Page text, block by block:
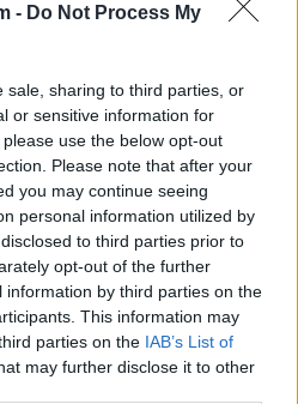
- Do Not Process My
sale, sharing to third parties, or
or sensitive information for
use the below opt-out
Please note that after your
you may continue seeing
personal information utilized by
to third parties prior to
opt-out of the further
by third parties on the
This information may
parties on the IAB’s List of
may further disclose it to other
entre fechas
o semanas a una